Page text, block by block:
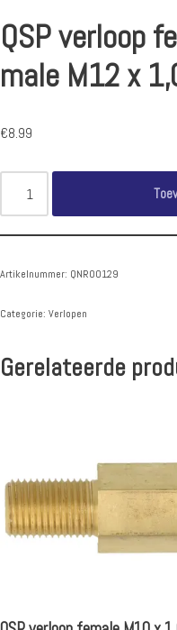
QSP verloop
male M12 x
€8.99
Artikelnummer: QNR00129
Categorie: Verlopen
Gerelateerde